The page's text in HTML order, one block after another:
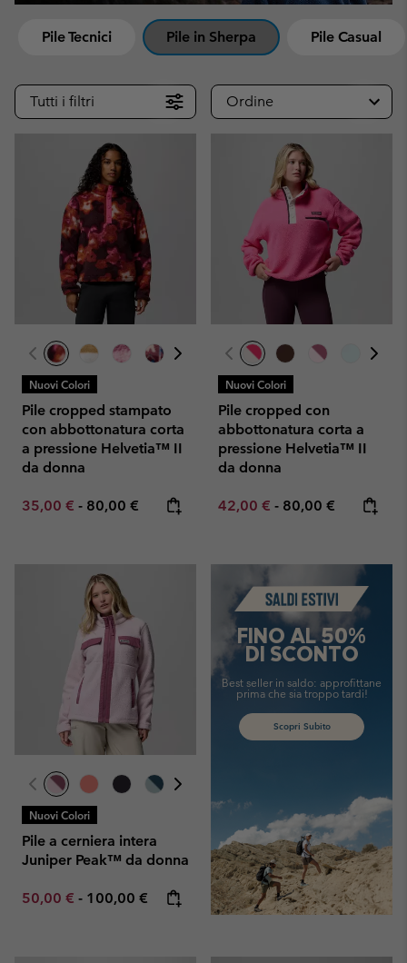
Pile Tecnici Pile in Sherpa Pile Casual
Tutti i filtri Ordine
Nuovi Colori
Pile cropped stampato
con abbottonatura corta
a pressione Helvetia™ II
da donna
Minimum sale price:
35,00 € - Maximum price:
80,00 €
Nuovi Colori
Pile cropped con
abbottonatura corta a
pressione Helvetia™ II
da donna
Minimum sale price:
42,00 € - Maximum price:
80,00 €
Nuovi Colori
Pile a cerniera intera
Juniper Peak™ da donna
Minimum sale price:
50,00 € - Maximum price:
100,00 €
Summer Sale
FINO AL 50%
DI SCONTO
Best seller in saldo: approfittane
prima che sia troppo tardi!
Scopri Subito